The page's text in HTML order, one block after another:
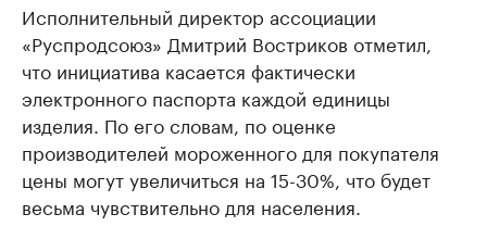
Исполнительный директор ассоциации
«Руспродсоюз» Дмитрий Востриков отметил,
что инициатива касается фактически
электронного паспорта каждой единицы
изделия. По его словам, по оценке
производителей мороженного для покупателя
цены могут увеличиться на 15-30%, что будет
весьма чувствительно для населения.